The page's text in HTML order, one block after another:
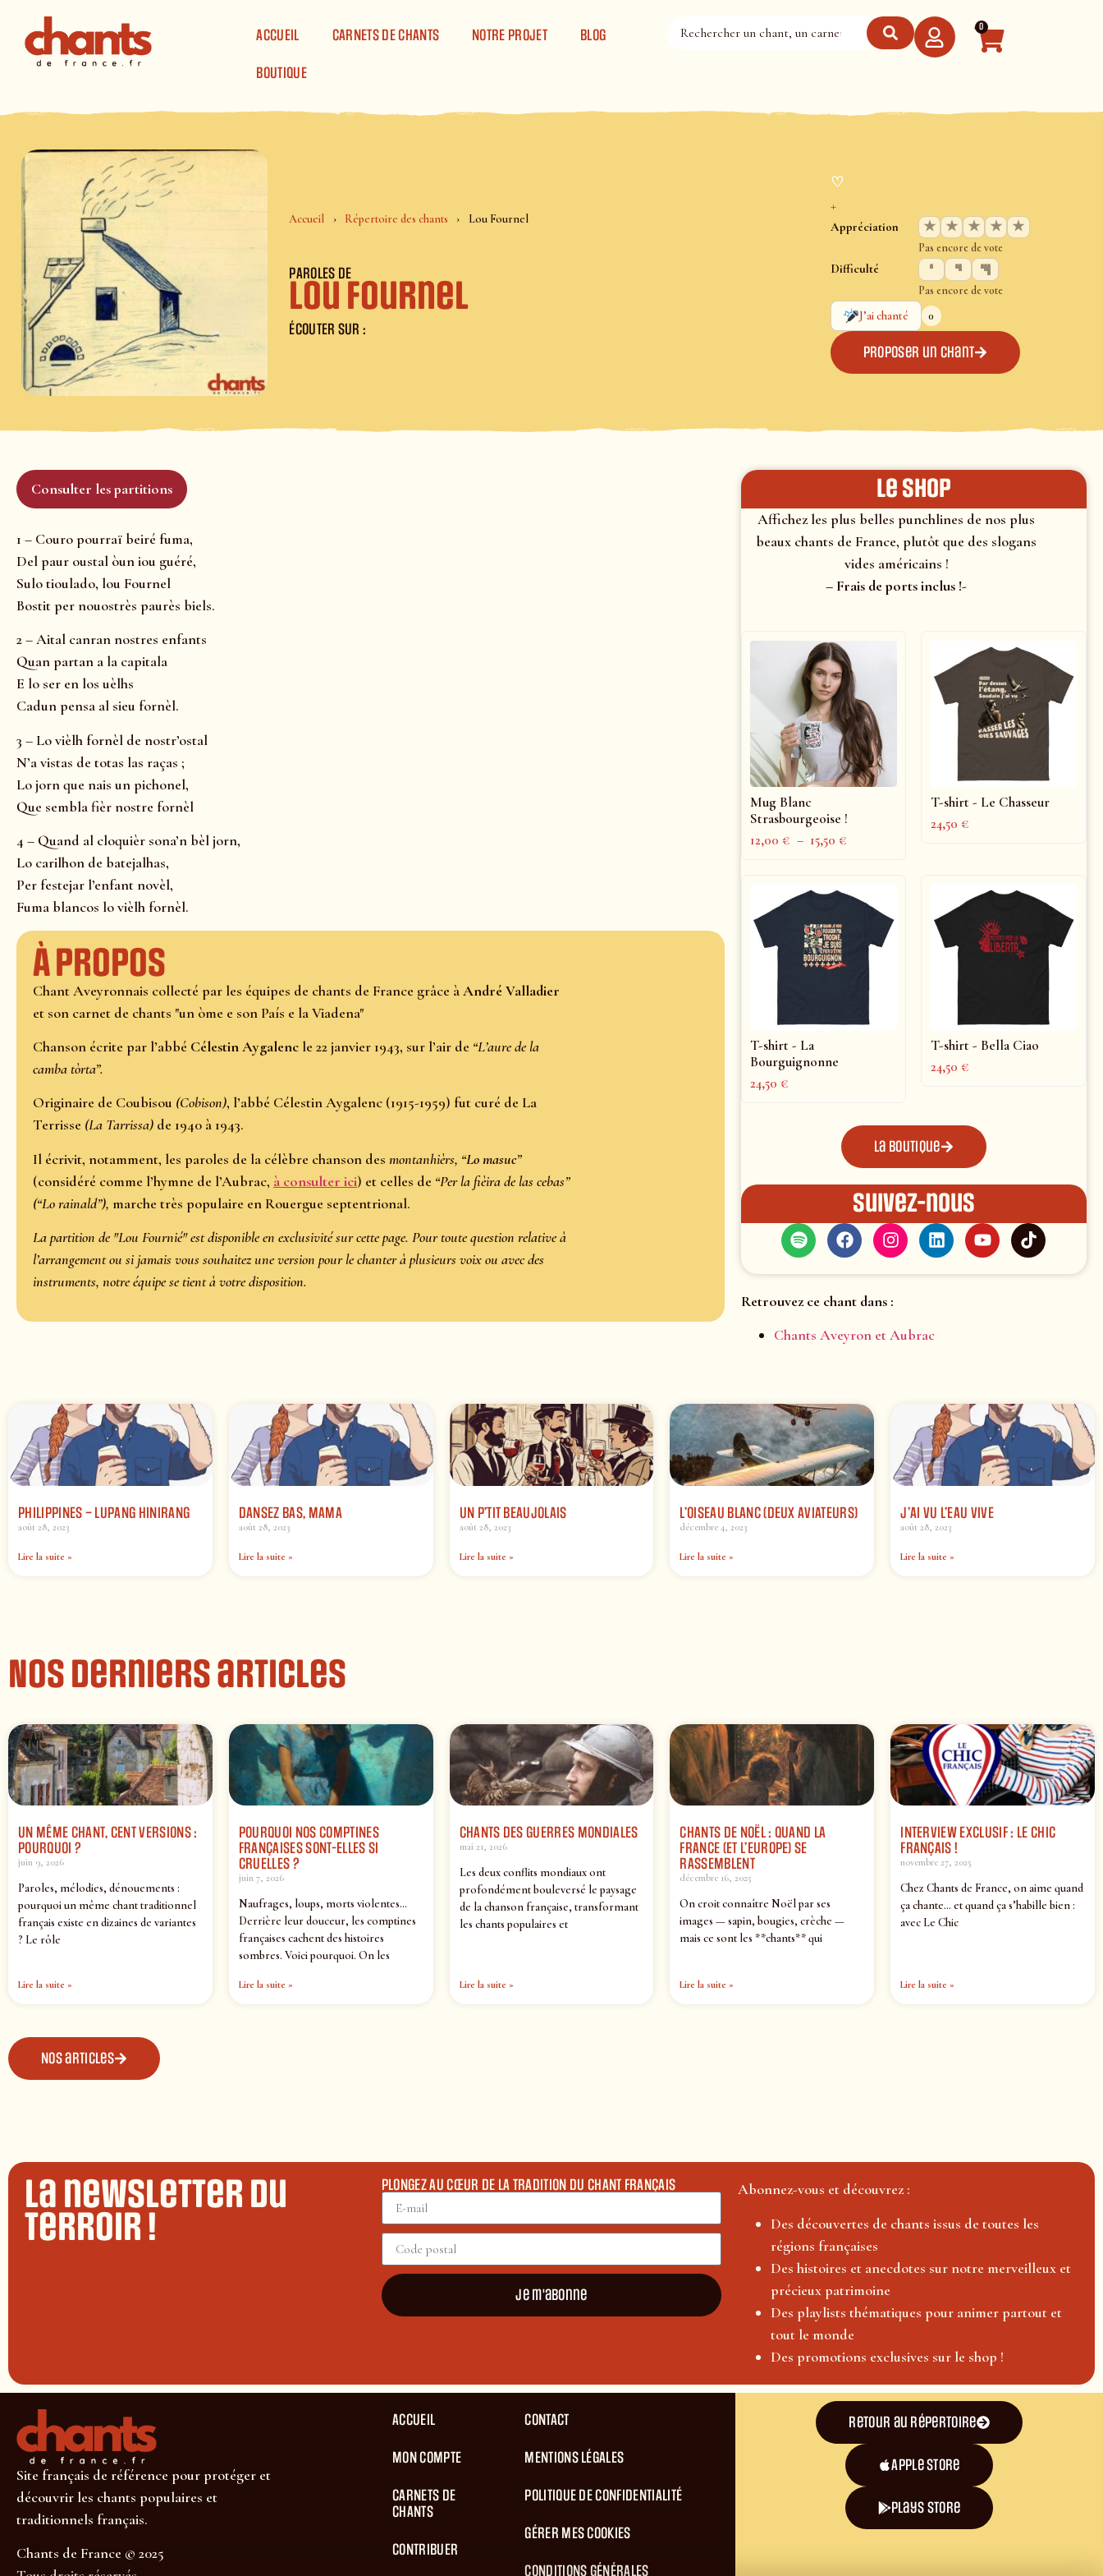
ACCUEIL
CARNETS DE CHANTS NOTRE PROJET BLOG
BOUTIQUE
0
Accueil Répertoire des chants Lou Fournel
PAROLES DE
Lou Fournel
ÉCOUTER SUR :
♡
+
Appréciation ★ ★ ★ ★ ★
Pas encore de vote
Difficulté
Pas encore de vote
J’ai chanté
0
Proposer un chant
Consulter les partitions
1 – Couro pourraï beiré fuma,
Del paur oustal òun iou guéré,
Sulo tioulado, lou Fournel
Bostit per nouostrès paurès biels.
2 – Aital canran nostres enfants
Quan partan a la capitala
E lo ser en los uèlhs
Cadun pensa al sieu fornèl.
3 – Lo vièlh fornèl de nostr’ostal
N’a vistas de totas las raças ;
Lo jorn que nais un pichonel,
Que sembla fièr nostre fornèl
4 – Quand al cloquièr sona’n bèl jorn,
Lo carilhon de batejalhas,
Per festejar l’enfant novèl,
Fuma blancos lo vièlh fornèl.
À propos
Chant Aveyronnais collecté par les équipes de chants de France grâce àAndré Valladier
et son carnet de chants "un òme e son País e la Viadena"
Chanson écrite par l’abbé Célestin Aygalenc le 22 janvier 1943, sur l’air de “L’aure de la
camba tòrta”.
Originaire de Coubisou (Cobison), l’abbé Célestin Aygalenc (1915-1959) fut curé de La
Terrisse (La Tarrissa) de 1940 à 1943.
Il écrivit, notamment, les paroles de la célèbre chanson des montanhièrs, “Lo masuc”
(considéré comme l’hymne de l’Aubrac, à consulter ici) et celles de “Per la fièira de las cebas”
(“Lo rainald”), marche très populaire en Rouergue septentrional.
La partition de "Lou Fournié" est disponible en exclusivité sur cette page. Pour toute question relative à
l’arrangement ou si jamais vous souhaitez une version pour le chanter à plusieurs voix ou avec des
instruments, notre équipe se tient à votre disposition.
le shop
Affichez les plus belles punchlines de nos plus
beaux chants de France, plutôt que des slogans
vides américains !
– Frais de ports inclus !-
Mug Blanc
Strasbourgeoise !
12,00€ – 15,50€
T-shirt - Le Chasseur
24,50€
T-shirt - La
Bourguignonne
24,50€
T-shirt - Bella Ciao
24,50€
La boutique
Suivez-nous
Retrouvez ce chant dans :
Chants Aveyron et Aubrac
PHILIPPINES – LUPANG HINIRANG
août 28, 2023
Lire la suite »
DANSEZ BAS, MAMA
août 28, 2023
Lire la suite »
UN P’TIT BEAUJOLAIS
août 28, 2023
Lire la suite »
L’OISEAU BLANC (DEUX AVIATEURS)
décembre 4, 2023
Lire la suite »
J’AI VU L’EAU VIVE
août 28, 2023
Lire la suite »
Nos derniers articles
UN MÊME CHANT, CENT VERSIONS :
POURQUOI ?
juin 9, 2026
Paroles, mélodies, dénouements :
pourquoi un même chant traditionnel
français existe en dizaines de variantes
? Le rôle
Lire la suite »
POURQUOI NOS COMPTINES
FRANÇAISES SONT-ELLES SI
CRUELLES ?
juin 7, 2026
Naufrages, loups, morts violentes…
Derrière leur douceur, les comptines
françaises cachent des histoires
sombres. Voici pourquoi. On les
Lire la suite »
CHANTS DES GUERRES MONDIALES
mai 21, 2026
Les deux conflits mondiaux ont
profondément bouleversé le paysage
de la chanson française, transformant
les chants populaires et
Lire la suite »
CHANTS DE NOËL : QUAND LA
FRANCE (ET L’EUROPE) SE
RASSEMBLENT
décembre 16, 2025
On croit connaître Noël par ses
images — sapin, bougies, crèche —
mais ce sont les **chants** qui
Lire la suite »
INTERVIEW EXCLUSIF : LE CHIC
FRANÇAIS !
novembre 27, 2025
Chez Chants de France, on aime quand
ça chante… et quand ça s’habille bien :
avec Le Chic
Lire la suite »
Nos articles
La newsletter du
terroir !
PLONGEZ AU CŒUR DE LA TRADITION DU CHANT FRANÇAIS
Je m'abonne
Abonnez-vous et découvrez :
Des découvertes de chants issus de toutes les
régions françaises
Des histoires et anecdotes sur notre merveilleux et
précieux patrimoine
Des playlists thématiques pour animer partout et
tout le monde
Des promotions exclusives sur le shop !
Site français de référence pour protéger et
découvrir les chants populaires et
traditionnels français.
Chants de France © 2025
ACCUEIL
MON COMPTE
CARNETS DE
CHANTS
CONTRIBUER
CONTACT
MENTIONS LÉGALES
POLITIQUE DE CONFIDENTIALITÉ
GÉRER MES COOKIES
CONDITIONS GÉNÉRALES
Retour au répertoire
Apple Store
plays store